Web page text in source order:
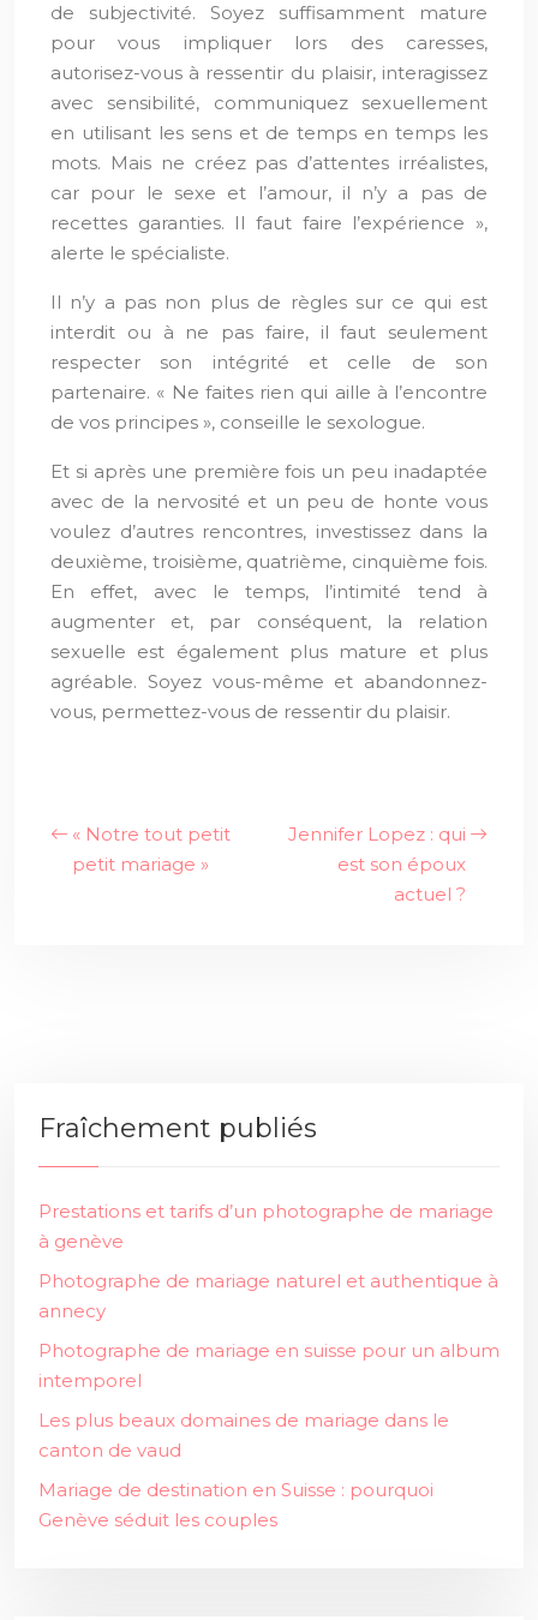
de subjectivité. Soyez suffisamment mature
pour vous impliquer lors des caresses,
autorisez-vous à ressentir du plaisir, interagissez
avec sensibilité, communiquez sexuellement
en utilisant les sens et de temps en temps les
mots. Mais ne créez pas d’attentes irréalistes,
car pour le sexe et l’amour, il n’y a pas de
recettes garanties. Il faut faire l’expérience »,
alerte le spécialiste.
Il n’y a pas non plus de règles sur ce qui est
interdit ou à ne pas faire, il faut seulement
respecter son intégrité et celle de son
partenaire. « Ne faites rien qui aille à l’encontre
de vos principes », conseille le sexologue.
Et si après une première fois un peu inadaptée
avec de la nervosité et un peu de honte vous
voulez d’autres rencontres, investissez dans la
deuxième, troisième, quatrième, cinquième fois.
En effet, avec le temps, l’intimité tend à
augmenter et, par conséquent, la relation
sexuelle est également plus mature et plus
agréable. Soyez vous-même et abandonnez-
vous, permettez-vous de ressentir du plaisir.
« Notre tout petit
petit mariage »
Jennifer Lopez : qui
est son époux
actuel ?
Fraîchement publiés
Prestations et tarifs d’un photographe de mariage
à genève
Photographe de mariage naturel et authentique à
annecy
Photographe de mariage en suisse pour un album
intemporel
Les plus beaux domaines de mariage dans le
canton de vaud
Mariage de destination en Suisse : pourquoi
Genève séduit les couples